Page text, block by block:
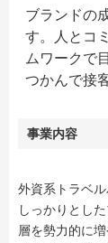
ブランドの
す。人とコ
ムワークで
つかんで接
事業内容
外資系トラベ
しっかりとし
層を勢力的に